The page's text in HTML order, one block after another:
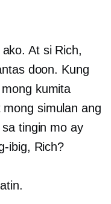
At si Rich,
doon. Kung
kumita
simulan ang
tingin mo ay
ibig, Rich?